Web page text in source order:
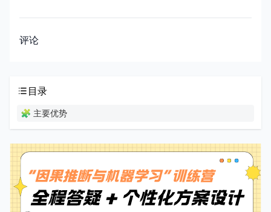
评论
目录
🧩 主要优势